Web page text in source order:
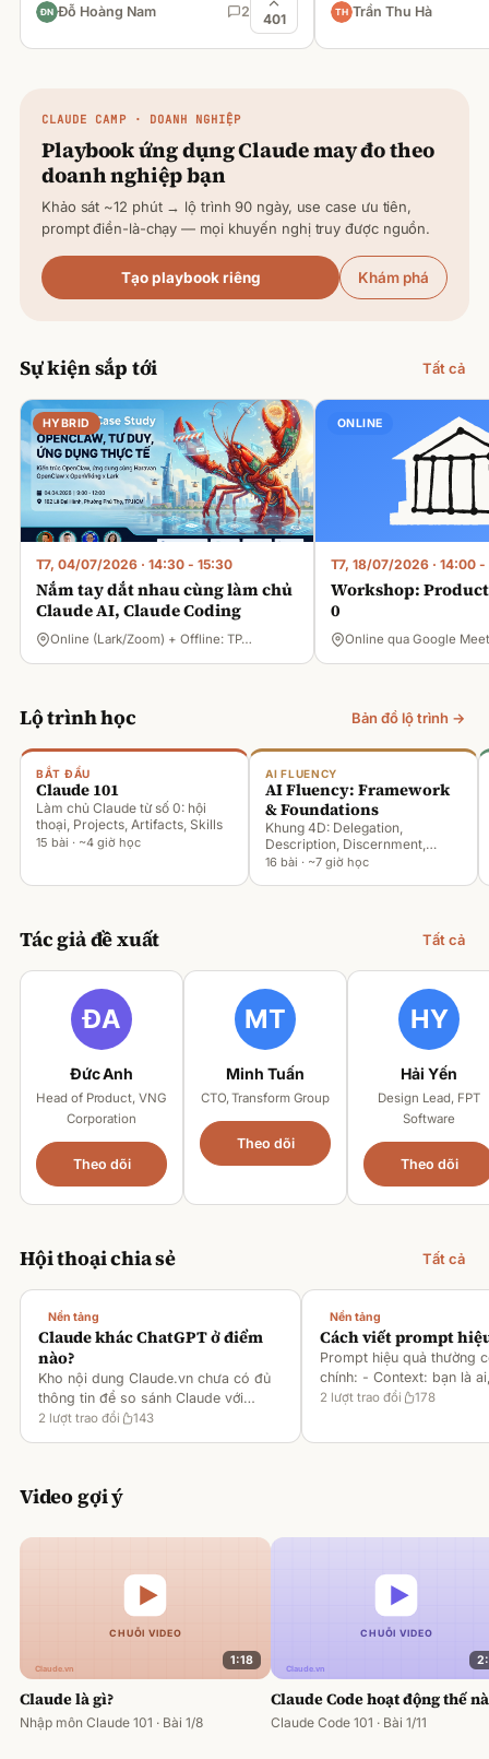
Đỗ Hoàng Nam 2 401 Trần Thu Hà
CLAUDE CAMP · DOANH NGHIỆP
Playbook ứng dụngClaudemay đo theo
doanh nghiệp bạn
Khảo sát ~12 phút → lộ trình 90 ngày, use case ưu tiên,
prompt điền-là-chạy — mọi khuyến nghị truy được nguồn.
Tạo playbook riêng Khám phá
Sự kiện sắp tới Tất cả
HYBRID
T7, 04/07/2026 · 14:30 - 15:30
Nắm tay dắt nhau cùng làm chủ
Claude AI, Claude Coding
Online (Lark/Zoom) + Offline: TP…
ONLINE
T7, 18/07/2026 · 14:00 -
Workshop:
0
Online qua Google Meet
Lộ trình học Bản đồ lộ trình →
BẮT ĐẦU
Claude 101
Làm chủ Claude từ số 0: hội
thoại, Projects, Artifacts, Skills
15 bài · ~4 giờ học
AI FLUENCY
AI Fluency: Framework
& Foundations
Khung 4D: Delegation,
Description, Discernment,
Diligence
16 bài · ~7 giờ học
Tác giả đề xuất Tất cả
Đức Anh
Head of Product, VNG
Corporation
Theo dõi
Minh Tuấn
CTO, Transform Group
Theo dõi
Hải Yến
Design Lead, FPT
Software
Theo dõi
Hội thoại chia sẻ Tất cả
Nền tảng
Claude khác ChatGPT ở điểm
nào?
Kho nội dung Claude.vn chưa có đủ
thông tin để so sánh Claude với
ChatGPT. Hiện chỉ có tài liệu về
2 lượt trao đổi 143
Nền tảng
Cách viết prompt
Prompt hiệu quả thường
chính: - Context: bạn là
gì [1][2][6] - Task: muốn
2 lượt trao đổi 178
Video gợi ý
1:18
Claude là gì?
Nhập môn Claude 101 · Bài 1/8
Claude Code hoạt động thế
Claude Code 101 · Bài 1/11